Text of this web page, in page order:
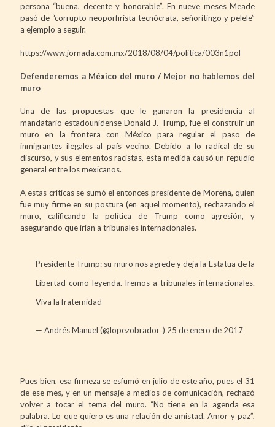
persona “buena, decente y honorable”. En nueve meses Meade
pasó de “corrupto neoporfirista tecnócrata, señoritingo y pelele”
a ejemplo a seguir.
https://www.jornada.com.mx/2018/08/04/politica/003n1pol
Defenderemos a México del muro / Mejor no hablemos del
muro
Una de las propuestas que le ganaron la presidencia al
mandatario estadounidense Donald J. Trump, fue el construir un
muro en la frontera con México para regular el paso de
inmigrantes ilegales al país vecino. Debido a lo radical de su
discurso, y sus elementos racistas, esta medida causó un repudio
general entre los mexicanos.
A estas críticas se sumó el entonces presidente de Morena, quien
fue muy firme en su postura (en aquel momento), rechazando el
muro, calificando la política de Trump como agresión, y
asegurando que irían a tribunales internacionales.
Presidente Trump: su muro nos agrede y deja la Estatua de la
Libertad como leyenda. Iremos a tribunales internacionales.
Viva la fraternidad
— Andrés Manuel (@lopezobrador_) 25 de enero de 2017
Pues bien, esa firmeza se esfumó en julio de este año, pues el 31
de ese mes, y en un mensaje a medios de comunicación, rechazó
volver a tocar el tema del muro. “No tiene en la agenda esa
palabra. Lo que quiero es una relación de amistad. Amor y paz”,